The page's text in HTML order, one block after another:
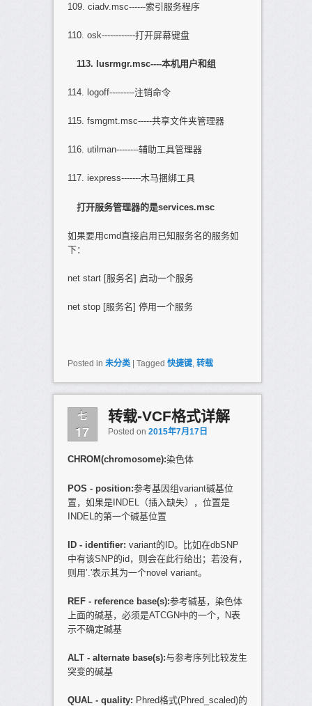
109. ciadv.msc------索引服务程序
110. osk------------打开屏幕键盘
113. lusrmgr.msc----本机用户和组
114. logoff---------注销命令
115. fsmgmt.msc-----共享文件夹管理器
116. utilman--------辅助工具管理器
117. iexpress-------木马捆绑工具
打开服务管理器的是services.msc
如果要用cmd直接启用已知服务名的服务如
下：
net start [服务名] 启动一个服务
net stop [服务名] 停用一个服务
Posted in 未分类 Tagged 快捷键, 转载
七
17
转载-VCF格式详解
Posted on 2015年7月17日
CHROM(chromosome):染色体
POS - position:参考基因组variant碱基位
置，如果是INDEL（插入缺失），位置是
INDEL的第一个碱基位置
ID - identifier: variant的ID。比如在dbSNP
中有该SNP的id，则会在此行给出；若没有，
则用’.'表示其为一个novel variant。
REF - reference base(s):参考碱基，染色体
上面的碱基，必须是ATCGN中的一个，N表
示不确定碱基
ALT - alternate base(s):与参考序列比较发生
突变的碱基
QUAL - quality: Phred格式(Phred_scaled)的